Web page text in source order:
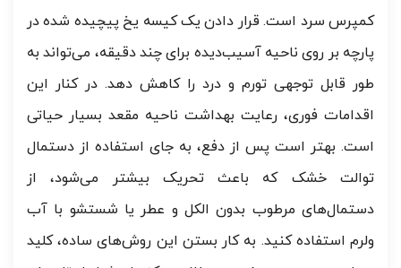
کمپرس سرد است. قرار دادن یک کیسه یخ پیچیده شده در
پارچه بر روی ناحیه آسیب‌دیده برای چند دقیقه، می‌تواند به
طور قابل توجهی تورم و درد را کاهش دهد. در کنار این
اقدامات فوری، رعایت بهداشت ناحیه مقعد بسیار حیاتی
است. بهتر است پس از دفع، به جای استفاده از دستمال
توالت خشک که باعث تحریک بیشتر می‌شود، از
دستمال‌های مرطوب بدون الکل و عطر یا شستشو با آب
ولرم استفاده کنید. به کار بستن این روش‌های ساده، کلید